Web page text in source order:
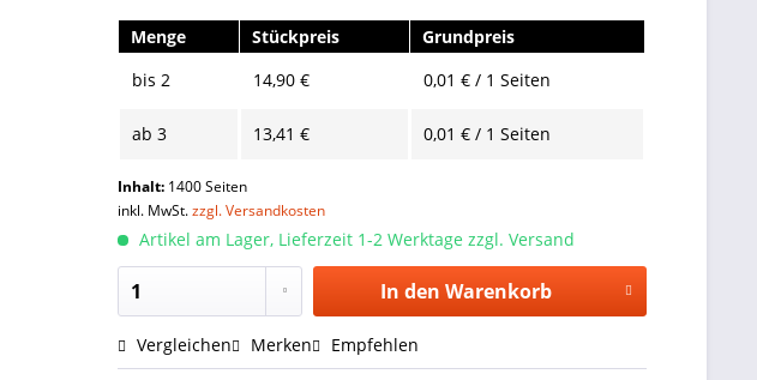
Menge Stückpreis
Grundpreis
bis2 14,90 € 0,01 € / 1 Seiten
ab3 13,41 € 0,01 € / 1 Seiten
Inhalt: 1400 Seiten
inkl. MwSt.zzgl. Versandkosten
Artikel am Lager, Lieferzeit 1-2 Werktage zzgl. Versand
In den Warenkorb
Vergleichen Merken Empfehlen